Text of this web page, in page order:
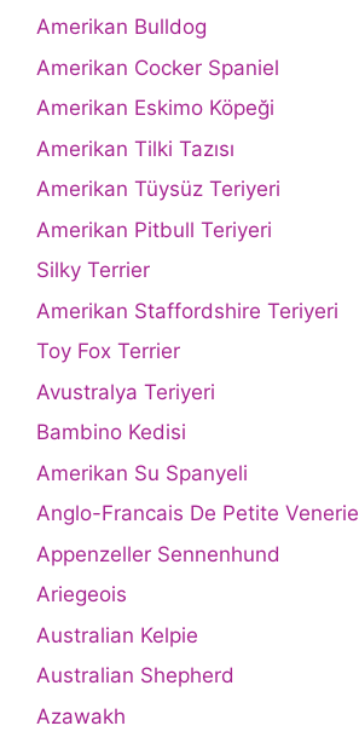
Amerikan Bulldog
Amerikan Cocker Spaniel
Amerikan Eskimo Köpeği
Amerikan Tilki Tazısı
Amerikan Tüysüz Teriyeri
Amerikan Pitbull Teriyeri
Silky Terrier
Amerikan Staffordshire Teriyeri
Toy Fox Terrier
Avustralya Teriyeri
Bambino Kedisi
Amerikan Su Spanyeli
Anglo-Francais De Petite Venerie
Appenzeller Sennenhund
Ariegeois
Australian Kelpie
Australian Shepherd
Azawakh